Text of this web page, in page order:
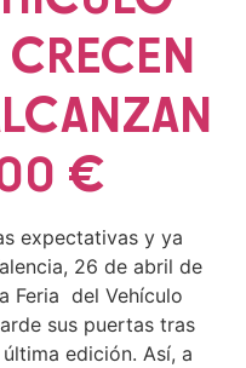
€
expectativas y ya
26 de abril de
Feria del Vehículo
sus puertas tras
edición. Así, a